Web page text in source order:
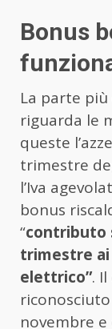
Bonus
La parte
riguarda le
queste
trimestre
l’Iva
bonus
“contributo
trimestre
elettrico”.
novembre e